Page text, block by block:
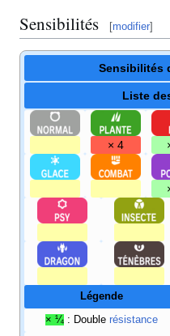
Sensibilités [modifier]
Sensibilités
Liste
× 4
Légende
× ¼ : Double résistance